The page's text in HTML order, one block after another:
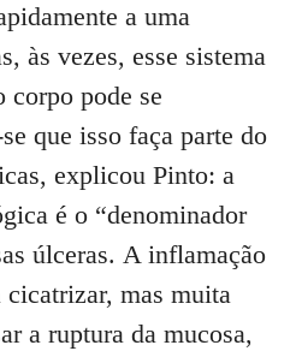
a uma
às vezes, esse sistema
pode se
que isso faça parte do
explicou Pinto: a
é o “denominador
úlceras. A inflamação
mas muita
a ruptura da mucosa,